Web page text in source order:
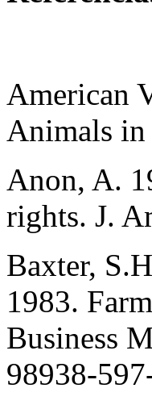
American
Animals in
Anon, A.
rights. J.
Baxter,
1983.
Business
98938-